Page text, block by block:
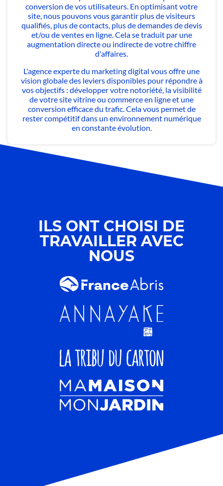
conversion de vos utilisateurs. En optimisant votre
site, nous pouvons vous garantir plus de visiteurs
qualifiés, plus de contacts, plus de demandes de devis
et/ou de ventes en ligne. Cela se traduit par une
augmentation directe ou indirecte de votre chiffre
d'affaires.
L'agence experte du marketing digital vous offre une
vision globale des leviers disponibles pour répondre à
vos objectifs : développer votre notoriété, la visibilité
de votre site vitrine ou commerce en ligne et une
conversion efficace du trafic. Cela vous permet de
rester compétitif dans un environnement numérique
en constante évolution.
ILS ONT CHOISI DE
TRAVAILLER AVEC
NOUS